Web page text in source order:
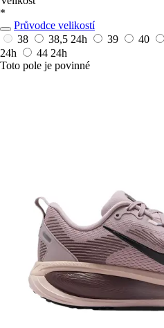
*
Průvodce velikostí
38
38,5 24h 39 40
24h
44 24h
Toto pole je povinné